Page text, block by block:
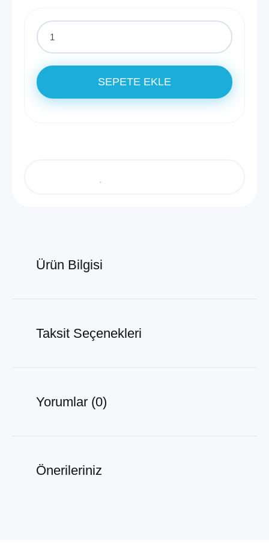
SEPETE EKLE
Ürün Bilgisi
Taksit Seçenekleri
Yorumlar (0)
Önerileriniz